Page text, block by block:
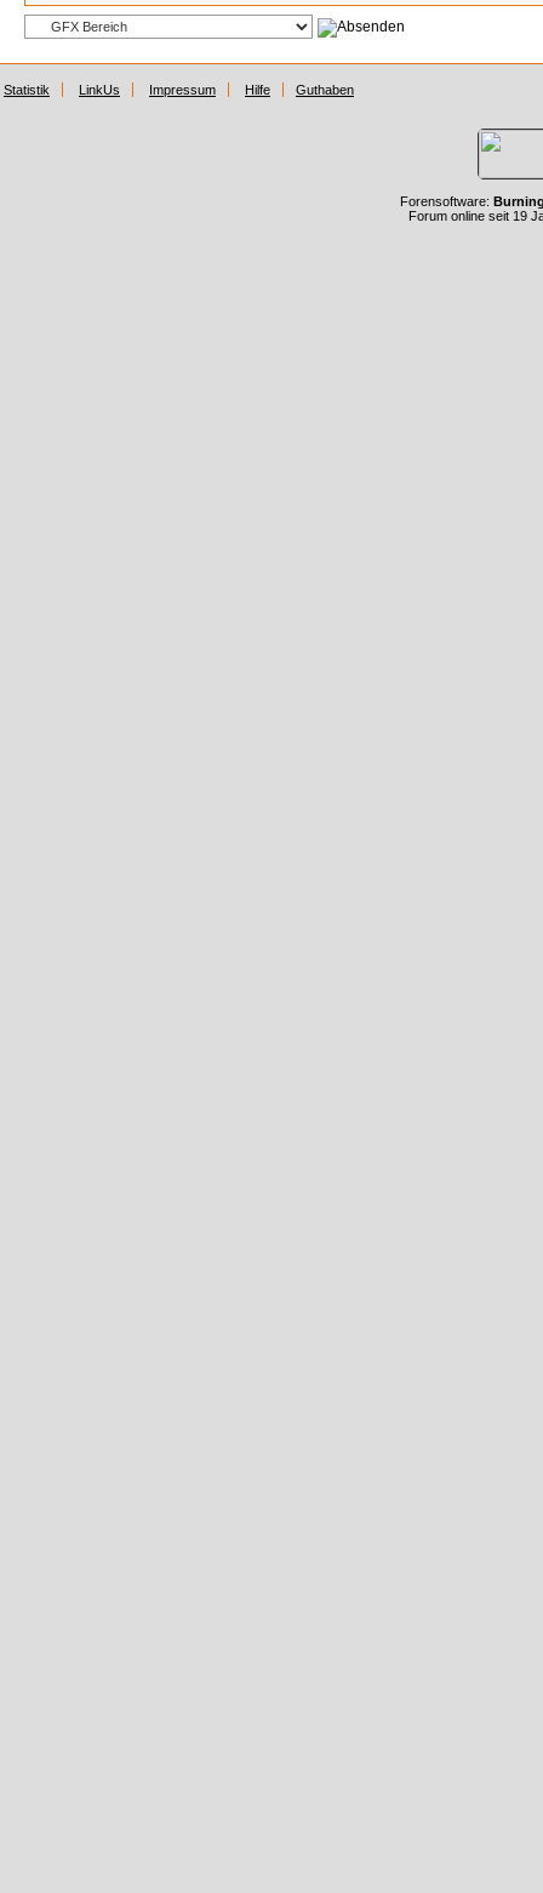
Statistik LinkUs Impressum Hilfe Guthaben
Forensoftware:
Forum online seit 19